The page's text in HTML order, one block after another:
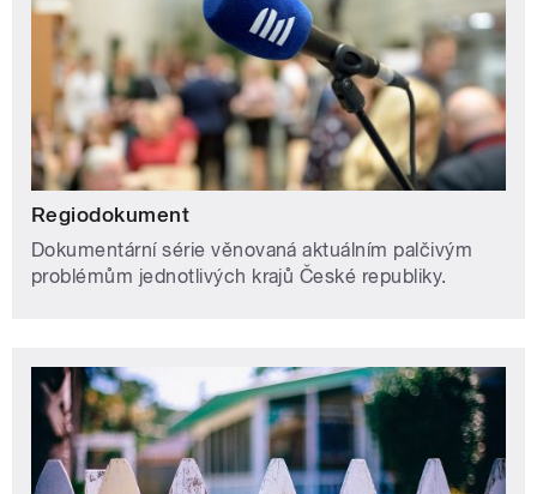
Regiodokument
Dokumentární série věnovaná aktuálním palčivým
problémům jednotlivých krajů České republiky.